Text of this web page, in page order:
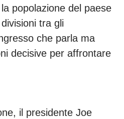
popolazione del paese
tra gli
che parla ma
decisive per affrontare
il presidente Joe